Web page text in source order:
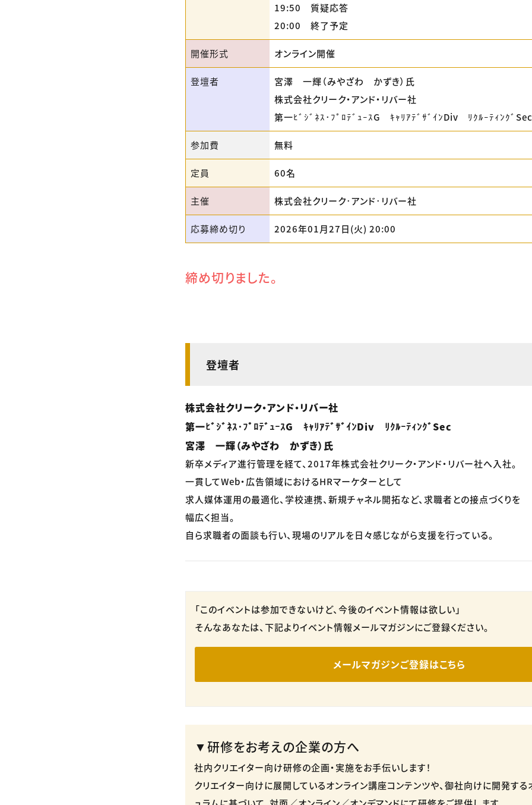
19:50 質疑応答
20:00 終了予定
開催形式 オンライン開催
登壇者
宮澤 一輝（みやざわ かずき）氏
株式会社クリーク・アンド・リバー社
第一ﾋﾞｼﾞﾈｽ･ﾌﾟﾛﾃﾞｭｰｽG ｷｬﾘｱﾃﾞｻﾞｲﾝDiv ﾘｸﾙｰﾃｨﾝｸﾞSec
参加費 無料
定員 60名
主催 株式会社クリーク･アンド･リバー社
応募締め切り 2026年01月27日(火) 20:00
締め切りました。
登壇者
株式会社クリーク・アンド・リバー社
第一ﾋﾞｼﾞﾈｽ･ﾌﾟﾛﾃﾞｭｰｽG ｷｬﾘｱﾃﾞｻﾞｲﾝDiv ﾘｸﾙｰﾃｨﾝｸﾞSec
宮澤 一輝（みやざわ かずき）氏
新卒メディア進行管理を経て、2017年株式会社クリーク・アンド・リバー社へ入社。
一貫してWeb・広告領域におけるHRマーケターとして
求人媒体運用の最適化、学校連携、新規チャネル開拓など、求職者との接点づくりを
幅広く担当。
自ら求職者の面談も行い、現場のリアルを日々感じながら支援を行っている。
「このイベントは参加できないけど、今後のイベント情報は欲しい」
そんなあなたは、下記よりイベント情報メールマガジンにご登録ください。
メールマガジンご登録はこちら
▼研修をお考えの企業の方へ
社内クリエイター向け研修の企画・実施をお手伝いします！
クリエイター向けに展開しているオンライン講座コンテンツや、御社向けに開発する